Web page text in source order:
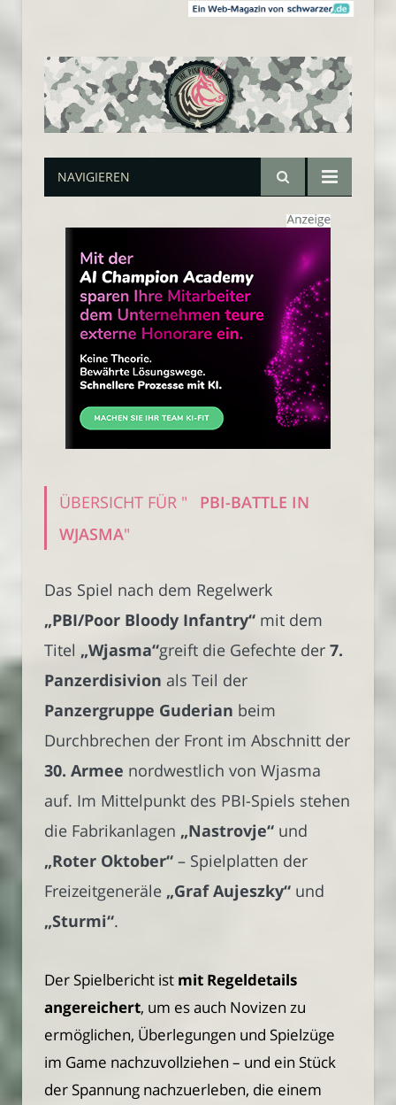
NAVIGIEREN
ÜBERSICHT FÜR "
PBI-BATTLE IN
WJASMA"
Das Spiel nach dem Regelwerk
„PBI/Poor Bloody Infantry“ mit dem
Titel „Wjasma“greift die Gefechte der 7.
Panzerdisivion als Teil der
Panzergruppe Guderian beim
Durchbrechen der Front im Abschnitt der
30. Armee nordwestlich von Wjasma
auf. Im Mittelpunkt des PBI-Spiels stehen
die Fabrikanlagen „Nastrovje“ und
„Roter Oktober“ – Spielplatten der
Freizeitgeneräle „Graf Aujeszky“ und
„Sturmi“.
Der Spielbericht ist mit Regeldetails
angereichert, um es auch Novizen zu
ermöglichen, Überlegungen und Spielzüge
im Game nachzuvollziehen – und ein Stück
der Spannung nachzuerleben, die einem